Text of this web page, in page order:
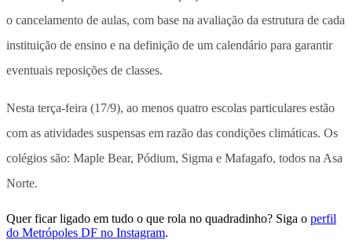
o cancelamento de aulas, com base na avaliação da estrutura de cada
instituição de ensino e na definição de um calendário para garantir
eventuais reposições de classes.
Nesta terça-feira (17/9), ao menos quatro escolas particulares estão
com as atividades suspensas em razão das condições climáticas. Os
colégios são: Maple Bear, Pódium, Sigma e Mafagafo, todos na Asa
Norte.
Quer ficar ligado em tudo o que rola no quadradinho? Siga o perfil
do Metrópoles DF no Instagram.